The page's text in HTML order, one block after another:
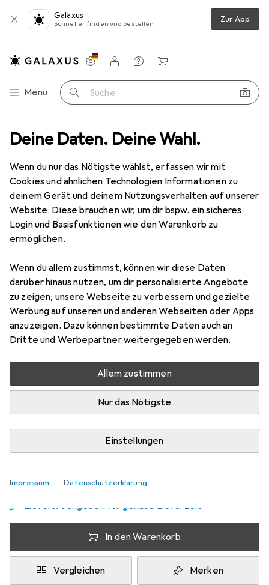
Deine Daten. Deine Wahl.
Wenn du nur das Nötigste wählst, erfassen wir mit
Cookies und ähnlichen Technologien Informationen zu
deinem Gerät und deinem Nutzungsverhalten auf unserer
Website. Diese brauchen wir, um dir bspw. ein sicheres
Login und Basisfunktionen wie den Warenkorb zu
ermöglichen.
Wenn du allem zustimmst, können wir diese Daten
darüber hinaus nutzen, um dir personalisierte Angebote
zu zeigen, unsere Webseite zu verbessern und gezielte
Werbung auf unseren und anderen Webseiten oder Apps
anzuzeigen. Dazu können bestimmte Daten auch an
Dritte und Werbepartner weitergegeben werden.
Allem zustimmen
Nur das Nötigste
Einstellungen
Impressum Datenschutzerklärung
Galaxus
Schneller finden und bestellen Zur App
Navigation nach Kategorien
Menü Suche
Einstellungen
Kundenkonto
Vergleichslisten
Merklisten
Warenkorb
Schutz Smartphone Hülle Samsung Silicone Cover
4 Bilder
−23%
SamsungSilicone Cover
Samsung Galaxy A51
Preis in EUR inkl. MwSt.
EUR
26,90
Schneller lieferbar
Bewertungen
Mehr von Samsung
Zwischen Sa, 29.8. und Do, 10.9. geliefert
Nur 1 Stück an Lager beim Lieferanten
Lieferort angeben für genaue Lieferzeit
In den Warenkorb
Vergleichen Merken